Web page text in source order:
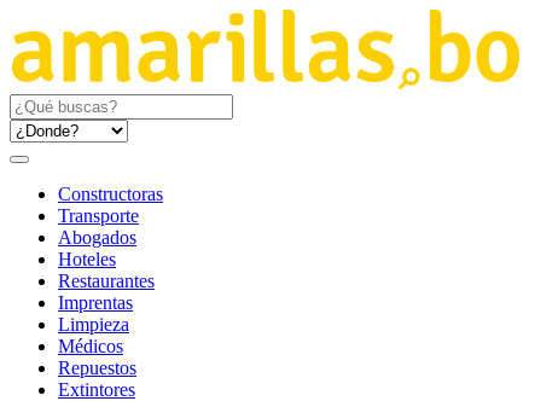
Constructoras
Transporte
Abogados
Hoteles
Restaurantes
Imprentas
Limpieza
Médicos
Repuestos
Extintores